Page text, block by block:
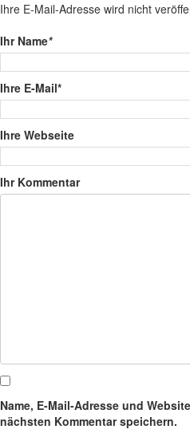
Ihre E-Mail-Adresse wird nicht
Ihr Name*
Ihre E-Mail*
Ihre Webseite
Ihr Kommentar
Name, E-Mail-Adresse und
nächsten Kommentar speichern.